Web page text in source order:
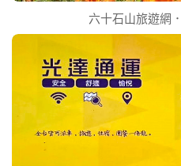
六十石山旅遊網